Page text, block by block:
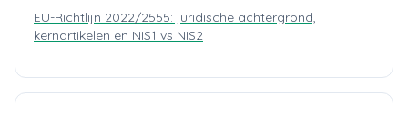
EU-Richtlijn 2022/2555: juridische achtergrond,
kernartikelen en NIS1 vs NIS2